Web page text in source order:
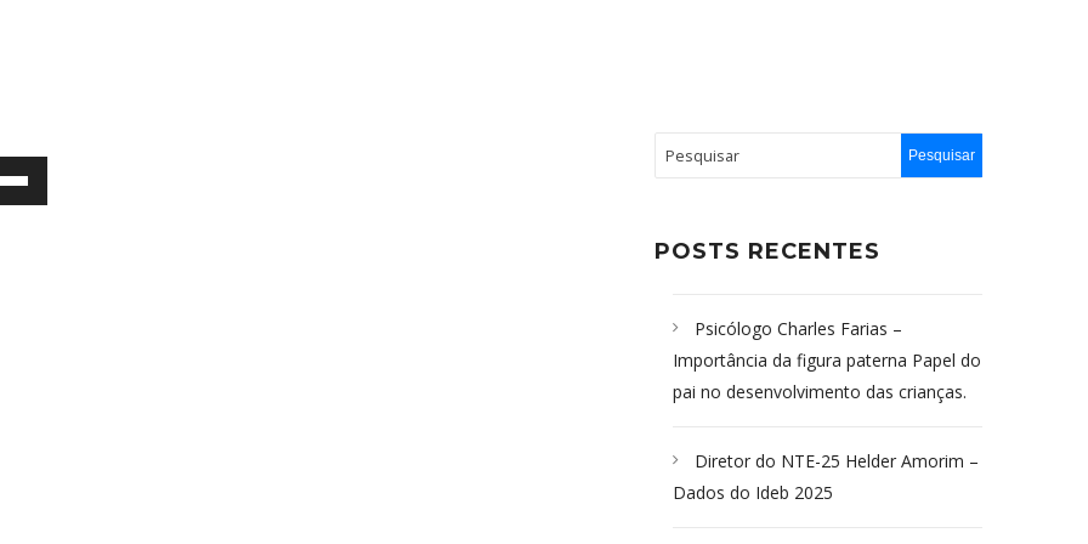
POSTS RECENTES
Psicólogo Charles Farias –
Importância da figura paterna Papel do
pai no desenvolvimento das crianças.
Diretor do NTE-25 Helder Amorim –
Dados do Ideb 2025